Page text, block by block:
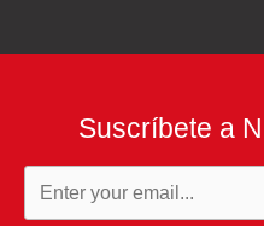
para
la
Presidencia
Suscríbete a